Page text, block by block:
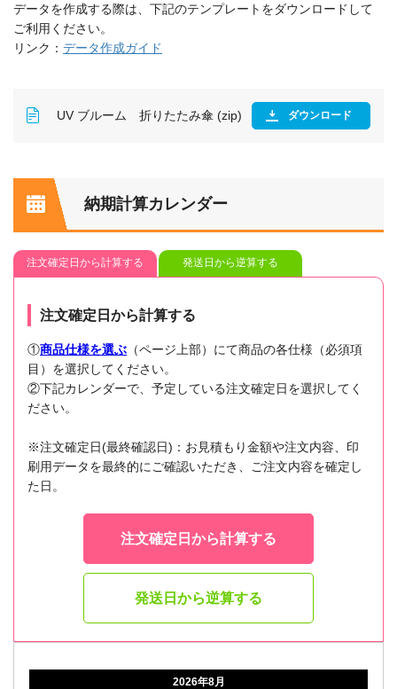
データを作成する際は、下記のテンプレートをダウンロードして
ご利用ください。
リンク： データ作成ガイド
UV ブルーム 折りたたみ傘 (zip) ダウンロード
納期計算カレンダー
注文確定日から計算する 発送日から逆算する
注文確定日から計算する
①商品仕様を選ぶ （ページ上部）にて商品の各仕様（必須項
目）を選択してください。
②下記カレンダーで、予定している注文確定日を選択してく
ださい。
※注文確定日(最終確認日)：お見積もり金額や注文内容、印
刷用データを最終的にご確認いただき、ご注文内容を確定し
た日。
注文確定日から計算する
発送日から逆算する
2026年8月